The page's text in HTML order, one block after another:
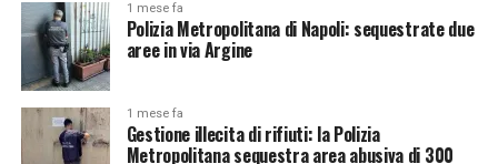
1 mese fa
Polizia Metropolitana di Napoli: sequestrate due
aree in via Argine
1 mese fa
Gestione illecita di rifiuti: la Polizia
Metropolitana sequestra area abusiva di 300